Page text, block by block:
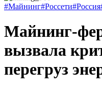
#Майнинг#Россети#Россия
Майнинг-
вызвала
перегруз